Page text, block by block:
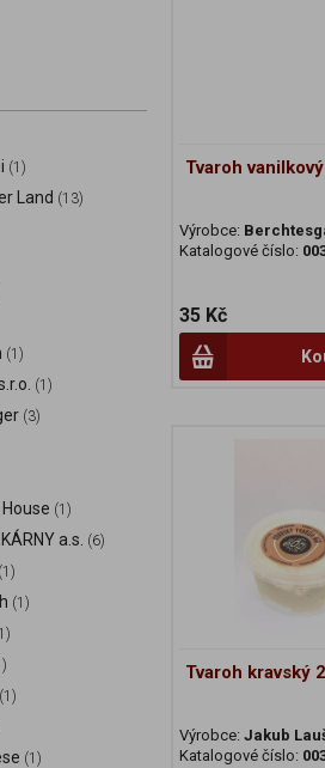
(1)
Land (13)
(1)
(1)
(3)
(1)
a.s. (6)
(1)
(1)
(1)
(1)
Tvaroh
Výrobce:
Katalogové číslo:
35 Kč
Tvaroh kravský
Výrobce: Jakub
Katalogové číslo: